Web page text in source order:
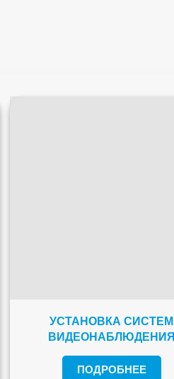
УСТАНОВКА СИСТЕМ
ВИДЕОНАБЛЮДЕНИЯ
ПОДРОБНЕЕ